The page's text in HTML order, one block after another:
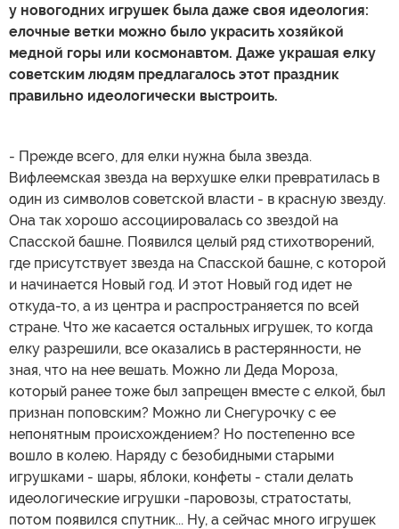
у новогодних игрушек была даже своя идеология:
елочные ветки можно было украсить хозяйкой
медной горы или космонавтом. Даже украшая елку
советским людям предлагалось этот праздник
правильно идеологически выстроить.
- Прежде всего, для елки нужна была звезда.
Вифлеемская звезда на верхушке елки превратилась в
один из символов советской власти - в красную звезду.
Она так хорошо ассоциировалась со звездой на
Спасской башне. Появился целый ряд стихотворений,
где присутствует звезда на Спасской башне, с которой
и начинается Новый год. И этот Новый год идет не
откуда-то, а из центра и распространяется по всей
стране. Что же касается остальных игрушек, то когда
елку разрешили, все оказались в растерянности, не
зная, что на нее вешать. Можно ли Деда Мороза,
который ранее тоже был запрещен вместе с елкой, был
признан поповским? Можно ли Снегурочку с ее
непонятным происхождением? Но постепенно все
вошло в колею. Наряду с безобидными старыми
игрушками - шары, яблоки, конфеты - стали делать
идеологические игрушки -паровозы, стратостаты,
потом появился спутник... Ну, а сейчас много игрушек